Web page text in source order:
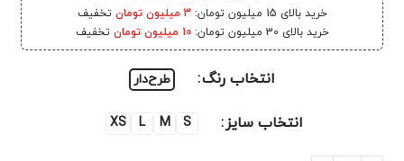
خرید بالای 15 میلیون تومان:
3 میلیون تومان
تخفیف
خرید بالای 30 میلیون تومان:
10 میلیون تومان تخفیف
انتخاب رنگ طرح‌دار
انتخاب سایز S
M
L
XS